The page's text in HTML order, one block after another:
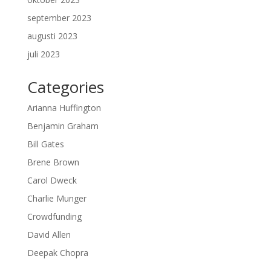
september 2023
augusti 2023
juli 2023
Categories
Arianna Huffington
Benjamin Graham
Bill Gates
Brene Brown
Carol Dweck
Charlie Munger
Crowdfunding
David Allen
Deepak Chopra